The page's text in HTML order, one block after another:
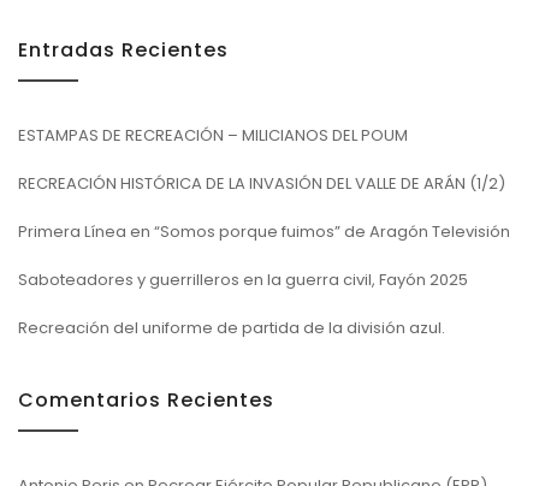
Entradas Recientes
ESTAMPAS DE RECREACIÓN – MILICIANOS DEL POUM
RECREACIÓN HISTÓRICA DE LA INVASIÓN DEL VALLE DE ARÁN (1/2)
Primera Línea en “Somos porque fuimos” de Aragón Televisión
Saboteadores y guerrilleros en la guerra civil, Fayón 2025
Recreación del uniforme de partida de la división azul.
Comentarios Recientes